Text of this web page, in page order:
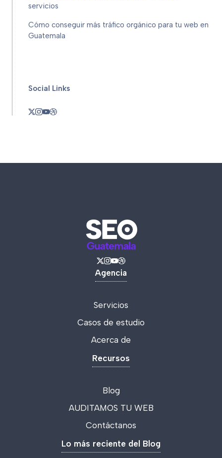
servicios
Cómo conseguir más tráfico orgánico para tu web en
Guatemala
Social Links
Agencia
Servicios
Casos de estudio
Acerca de
Recursos
Blog
AUDITAMOS TU WEB
Contáctanos
Lo más reciente del Blog